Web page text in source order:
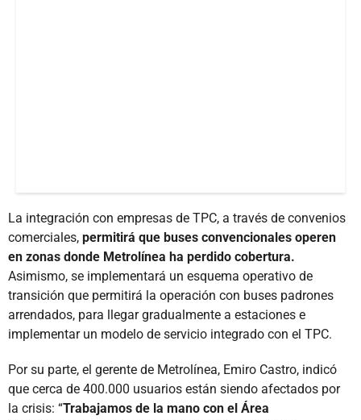
La integración con empresas de TPC, a través de convenios
comerciales, permitirá que buses convencionales operen
en zonas donde Metrolínea ha perdido cobertura.
Asimismo, se implementará un esquema operativo de
transición que permitirá la operación con buses padrones
arrendados, para llegar gradualmente a estaciones e
implementar un modelo de servicio integrado con el TPC.
Por su parte, el gerente de Metrolínea, Emiro Castro, indicó
que cerca de 400.000 usuarios están siendo afectados por
la crisis: “Trabajamos de la mano con el Área